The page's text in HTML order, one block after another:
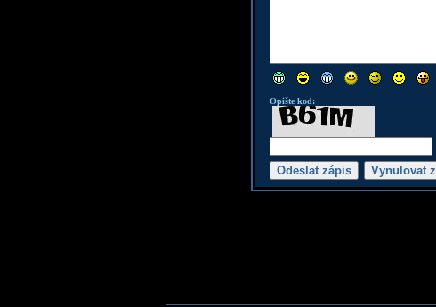
Opište kod: